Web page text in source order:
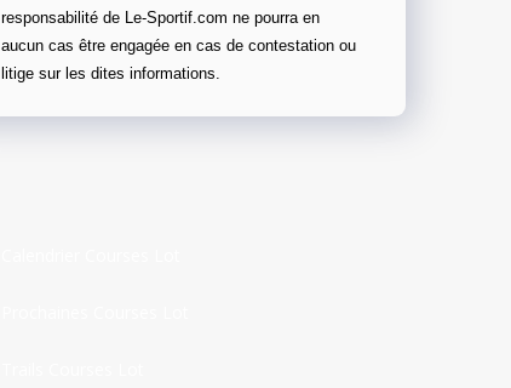
responsabilité de Le-Sportif.com ne pourra en
aucun cas être engagée en cas de contestation ou
litige sur les dites informations.